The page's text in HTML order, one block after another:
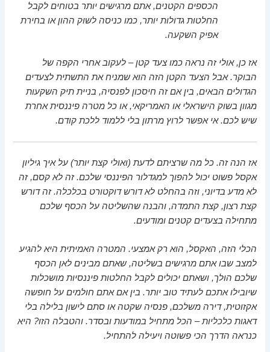
הכספים הקטנים, אתם מרגישים יותר בטוחים לקבל
החלטות גדולות יותר, כמו כניסה לשוק ההון או בחירת
אפיק השקעה.
אז כן, אולי זה נראה כמו צעד קטן – לעקוב אחרי הקפה של
הבוקר. אבל הצעד הקטן הזה הוא שמניח את התשתית לצעדים
הגדולים הבאים, בין אם זה חיסכון לפנסיה, בניית תיק השקעות
מגוון בשוק הישראלי או האמריקאי, או כל מטרה פיננסית אחרת
שיש לכם. אי אפשר לרוץ מרתון בלי ללמוד ללכת קודם.
אז הנה זה. כל מה שרציתם לדעת (ואולי קצת יותר) על איך גיליון
אקסל פשוט יכול להפוך למגדלור הפיננסי שלכם. זה לא קסם, זה
לא מדע בדיוני, וזה בהחלט לא דורש דוקטורט בכלכלה. זה דורש
קצת רצון, קצת התמדה, והבנה שהשליטה על הכסף שלכם
מתחילה בצעדים קטנים ומודעים.
הכלי הזה, האקסל, הוא רק אמצעי. המטרה האמיתית היא להגיע
למצב שבו אתם מרגישים בשליטה, שאתם מבינים לאן הכסף
שלכם הולך, ושאתם יכולים לקבל החלטות פיננסיות מושכלות
שיובילו אתכם לעתיד טוב יותר. בין אם אתם חולמים על חופשה
אקזוטית, דירה משלכם, פנסיה שקטה או סתם לישון בלילה בלי
דאגות כלכליות – הכל מתחיל במודעות ובסדר. והטבלה הזו? היא
כנראה הדרך הכי פשוטה ויעילה להתחיל.